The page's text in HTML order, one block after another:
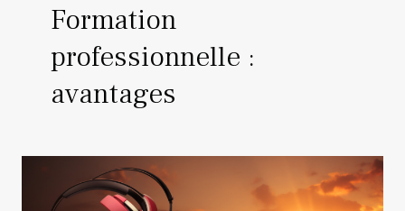
Formation
professionnelle :
avantages